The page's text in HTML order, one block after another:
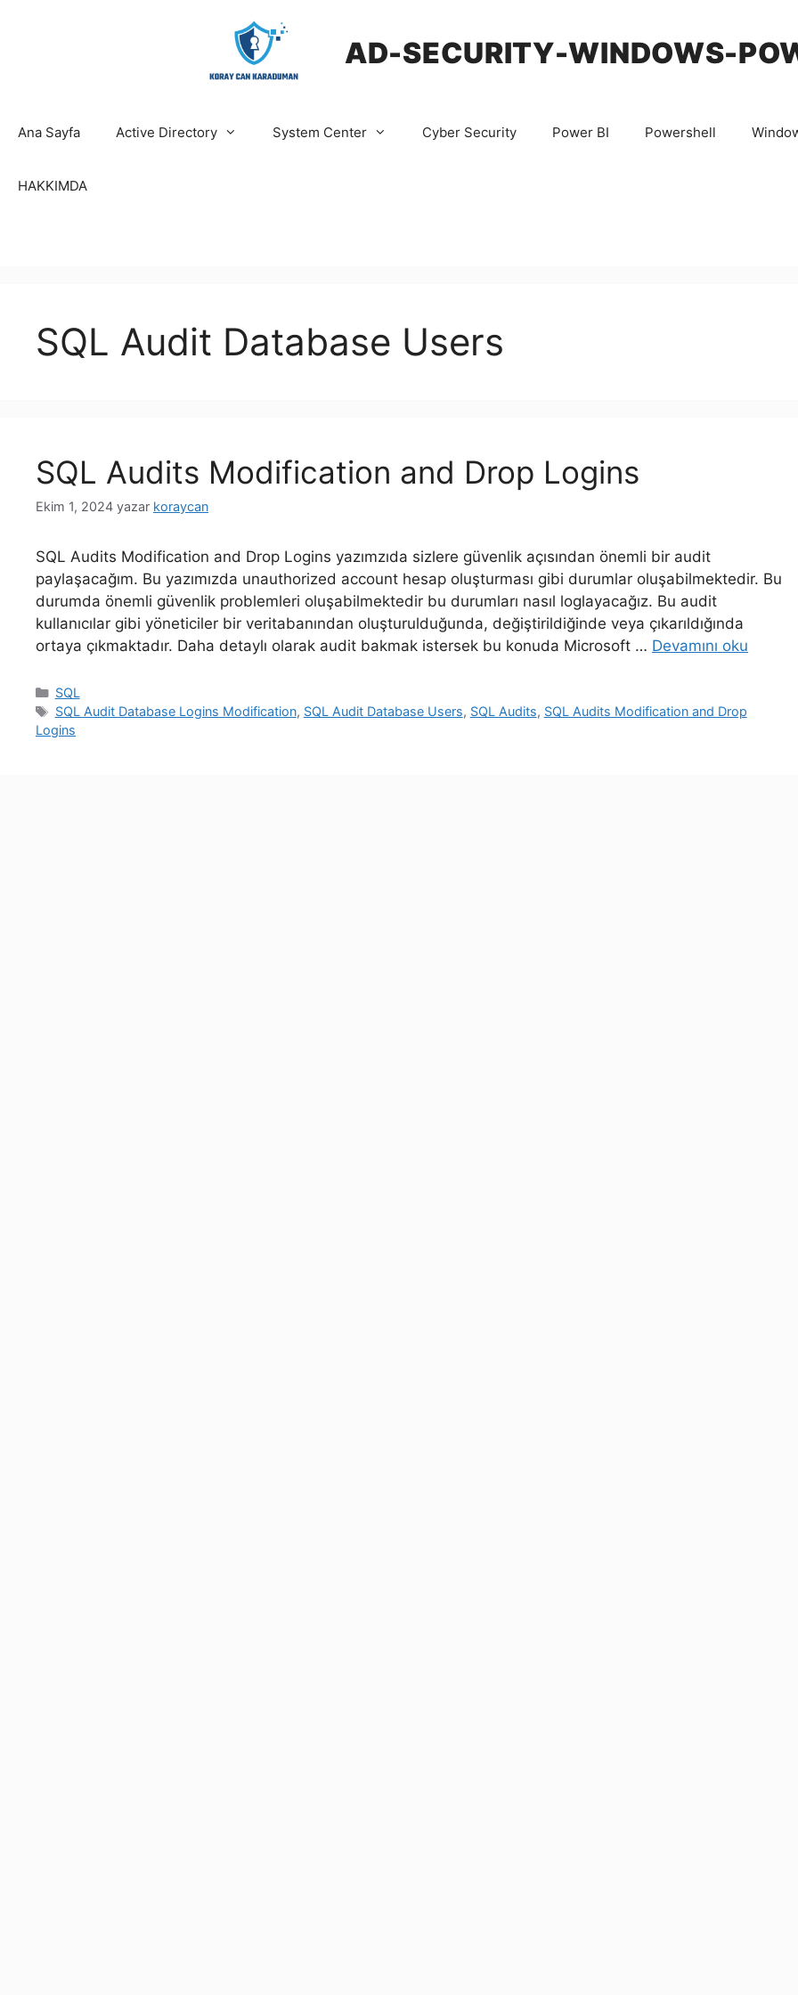
AD-SECURITY-WINDOWS-
Ana Sayfa Active Directory System Center Cyber Security Power BI Powershell
HAKKIMDA
SQL Audit Database Users
SQL Audits Modification and Drop Logins
Ekim 1, 2024 yazar koraycan
SQL Audits Modification and Drop Logins yazımzıda sizlere güvenlik açısından önemli bir audit
paylaşacağım. Bu yazımızda unauthorized account hesap oluşturması gibi durumlar oluşabilmektedir. Bu
durumda önemli güvenlik problemleri oluşabilmektedir bu durumları nasıl loglayacağız. Bu audit
kullanıcılar gibi yöneticiler bir veritabanından oluşturulduğunda, değiştirildiğinde veya çıkarıldığında
ortaya çıkmaktadır. Daha detaylı olarak audit bakmak istersek bu konuda Microsoft … Devamını oku
Kategoriler
SQL
Etiketler
SQL Audit Database Logins Modification, SQL Audit Database Users, SQL Audits, SQL Audits Modification and Drop
Logins